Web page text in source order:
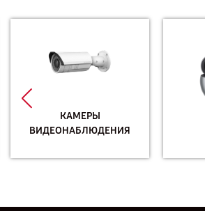
КАМЕРЫ
ВИДЕОНАБЛЮДЕНИЯ